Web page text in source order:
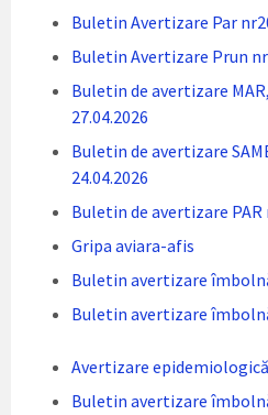
Buletin Avertizare Par
Buletin Avertizare Prun
Buletin de avertizare
27.04.2026
Buletin de avertizare
24.04.2026
Buletin de avertizare PAR
Gripa aviara-afis
Buletin avertizare
Buletin avertizare
Avertizare
Buletin avertizare